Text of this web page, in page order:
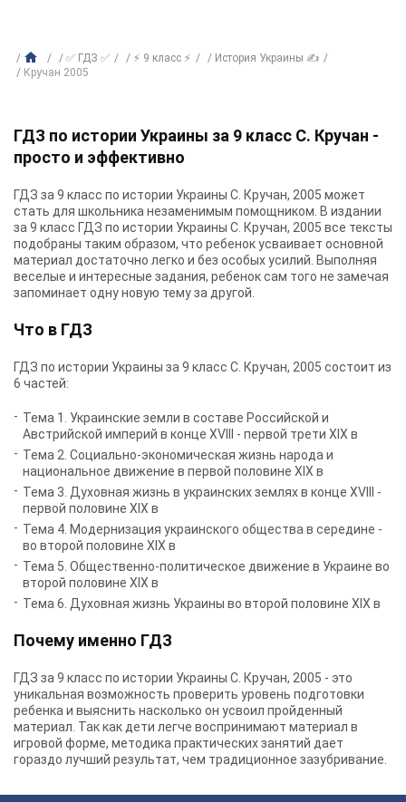
✅ ГДЗ ✅ ⚡ 9 класс ⚡
История Украины ✍
Кручан 2005
ГДЗ по истории Украины за 9 класс С. Кручан -
просто и эффективно
ГДЗ за 9 класс по истории Украины С. Кручан, 2005 может
стать для школьника незаменимым помощником. В издании
за 9 класс ГДЗ по истории Украины С. Кручан, 2005 все тексты
подобраны таким образом, что ребенок усваивает основной
материал достаточно легко и без особых усилий. Выполняя
веселые и интересные задания, ребенок сам того не замечая
запоминает одну новую тему за другой.
Что в ГДЗ
ГДЗ по истории Украины за 9 класс С. Кручан, 2005 состоит из
6 частей:
Тема 1. Украинские земли в составе Российской и
Австрийской империй в конце XVIII - первой трети XIX в
Тема 2. Социально-экономическая жизнь народа и
национальное движение в первой половине XIX в
Тема 3. Духовная жизнь в украинских землях в конце XVIII -
первой половине XIX в
Тема 4. Модернизация украинского общества в середине -
во второй половине XIX в
Тема 5. Общественно-политическое движение в Украине во
второй половине XIX в
Тема 6. Духовная жизнь Украины во второй половине XIX в
Почему именно ГДЗ
ГДЗ за 9 класс по истории Украины С. Кручан, 2005 - это
уникальная возможность проверить уровень подготовки
ребенка и выяснить насколько он усвоил пройденный
материал. Так как дети легче воспринимают материал в
игровой форме, методика практических занятий дает
гораздо лучший результат, чем традиционное зазубривание.